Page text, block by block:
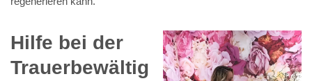
Hilfe bei der
Trauerbewältig